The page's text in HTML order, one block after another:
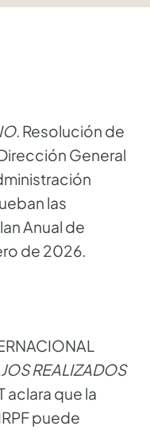
. Resolución de
General
las
Anual de
de 2026.
REALIZADOS
aclara que la
puede